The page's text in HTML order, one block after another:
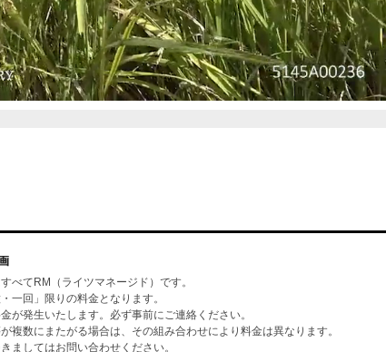
べてRM（ライツマネージド）です。
一回」限りの料金となります。
が発生いたします。必ず事前にご連絡ください。
複数にまたがる場合は、その組み合わせにより料金は異なります。
ましてはお問い合わせください。